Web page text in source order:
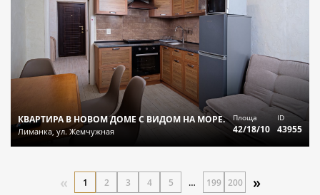
КВАРТИРА В НОВОМ ДОМЕ С ВИДОМ НА МОРЕ.
Лиманка, ул. Жемчужная
Площа
42/18/10
ID
43955
« 1 2 3 4 5 … 199 200 »